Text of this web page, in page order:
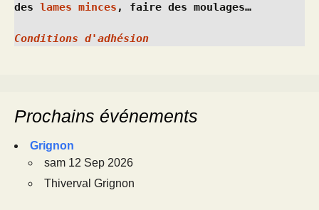
des lames minces , faire des moulages…
Conditions d'adhésion
Prochains événements
Grignon
sam 12 Sep 2026
Thiverval Grignon